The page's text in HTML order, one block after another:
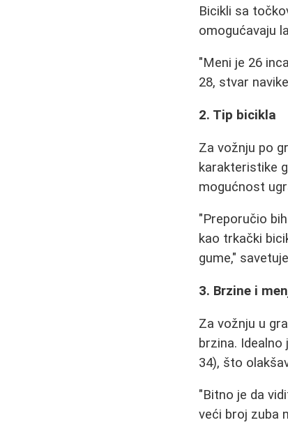
Bicikli sa
omogućavaju
"Meni je 26
28, stvar
2. Tip bicikla
Za vožnju po
karakteristike
mogućnost
"Preporučio
kao trkački
gume,"
3. Brzine i
Za vožnju u
brzina. Idealno
34), što
"Bitno je da
veći broj zuba